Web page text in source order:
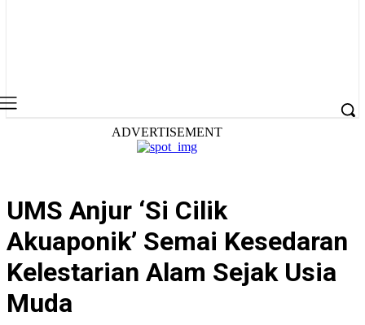
ADVERTISEMENT
UMS Anjur ‘Si Cilik
Akuaponik’ Semai Kesedaran
Kelestarian Alam Sejak Usia
Muda